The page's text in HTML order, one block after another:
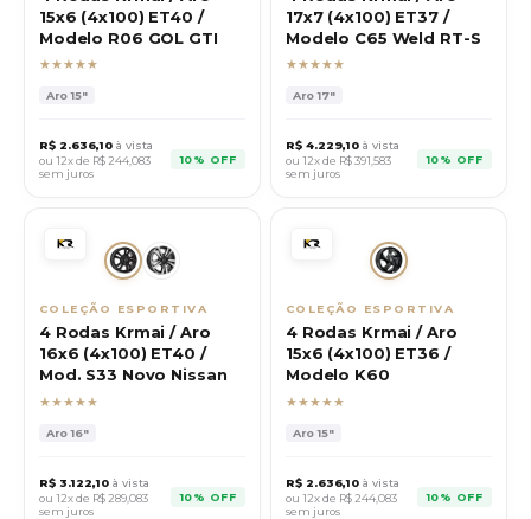
15x6 (4x100) ET40 /
Modelo R06 GOL GTI
★★★★★
Aro15"
R$ 2.636,10 à vista
ou 12x de R$ 244,083
sem juros
10% OFF
17x7 (4x100) ET37 /
Modelo C65 Weld RT-S
★★★★★
Aro17"
R$ 4.229,10 à vista
ou 12x de R$391,583
sem juros
10% OFF
COLEÇÃO ESPORTIVA
4 Rodas Krmai / Aro
16x6 (4x100) ET40 /
Mod. S33 Novo Nissan
★★★★★
Aro16"
R$ 3.122,10 à vista
ou 12x de R$ 289,083
sem juros
10% OFF
COLEÇÃO ESPORTIVA
4 Rodas Krmai / Aro
15x6 (4x100) ET36 /
Modelo K60
★★★★★
Aro15"
R$ 2.636,10 à vista
ou 12x de R$ 244,083
sem juros
10% OFF